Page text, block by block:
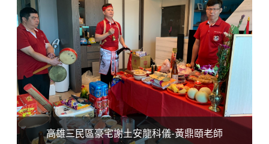
高雄三民區豪宅謝土安龍科儀-黃鼎頤老師